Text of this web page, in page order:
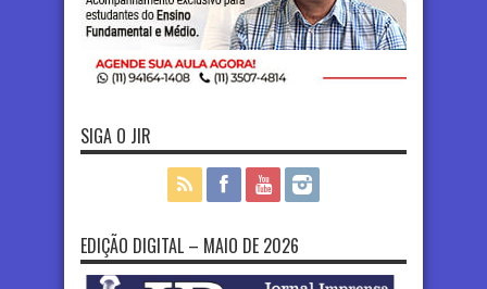
SIGA O JIR
EDIÇÃO DIGITAL – MAIO DE 2026